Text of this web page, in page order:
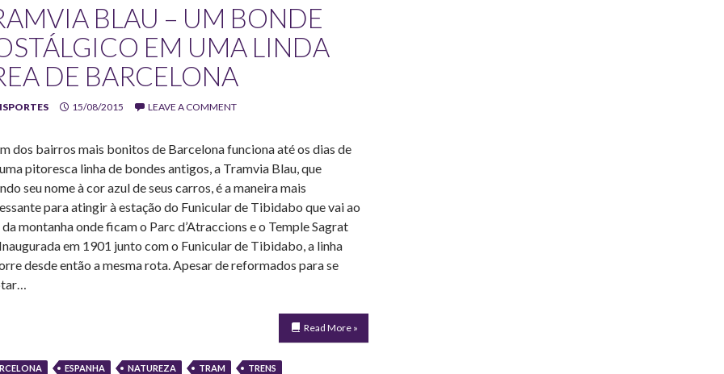
BLAU – UM BONDE
EM UMA LINDA
DE BARCELONA
15/08/2015 LEAVE A COMMENT
dos bairros mais bonitos de Barcelona funciona até os dias de
pitoresca linha de bondes antigos, a Tramvia Blau, que
seu nome à cor azul de seus carros, é a maneira mais
para atingir à estação do Funicular de Tibidabo que vai ao
montanha onde ficam o Parc d’Atraccions e o Temple Sagrat
em 1901 junto com o Funicular de Tibidabo, a linha
desde então a mesma rota. Apesar de reformados para se
Read More »
ESPANHA NATUREZA TRAM TRENS